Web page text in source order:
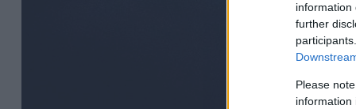
information
further
Please
information